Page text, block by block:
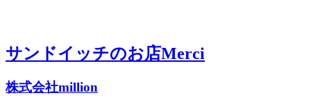
サンドイッチのお店Merci
株式会社million